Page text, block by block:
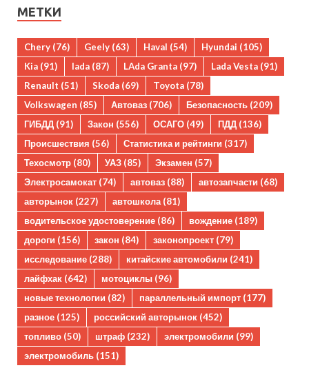
МЕТКИ
Chery (76) Geely (63) Haval (54) Hyundai (105)
Kia (91) lada (87) LAda Granta (97) Lada Vesta (91)
Renault (51) Skoda (69) Toyota (78)
Volkswagen (85) Автоваз (706) Безопасность (209)
ГИБДД (91) Закон (556) ОСАГО (49) ПДД (136)
Происшествия (56) Статистика и рейтинги (317)
Техосмотр (80) УАЗ (85) Экзамен (57)
Электросамокат (74) автоваз (88) автозапчасти (68)
авторынок (227) автошкола(81)
водительское удостоверение (86) вождение (189)
дороги (156) закон (84) законопроект (79)
исследование (288) китайские автомобили (241)
лайфхак (642) мотоциклы (96)
новые технологии (82) параллельный импорт (177)
разное (125) российский авторынок (452)
топливо (50) штраф (232) электромобили (99)
электромобиль (151)